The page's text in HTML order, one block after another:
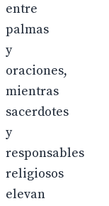
entre
palmas
y
oraciones,
mientras
sacerdotes
y
responsables
religiosos
elevan